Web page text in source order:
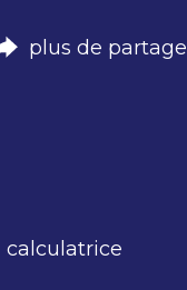
plus de partage
calculatrice